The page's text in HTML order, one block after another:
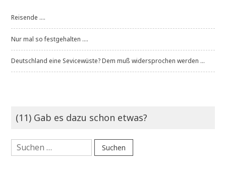
Reisende ....
Nur mal so festgehalten ....
Deutschland eine Sevicewüste? Dem muß widersprochen werden ...
(11) Gab es dazu schon etwas?
Suchen
nach: